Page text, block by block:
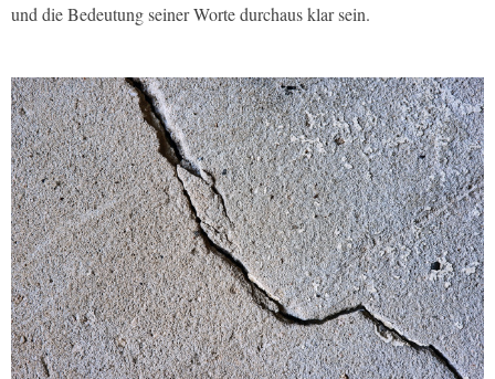
und die Bedeutung seiner Worte durchaus klar sein.